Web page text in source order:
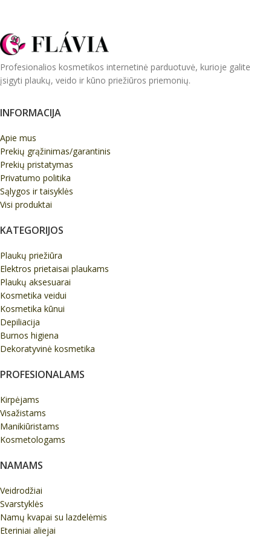
Profesionalios kosmetikos internetinė parduotuvė, kurioje galite
įsigyti plaukų, veido ir kūno priežiūros priemonių.
INFORMACIJA
Apie mus
Prekių grąžinimas/garantinis
Prekių pristatymas
Privatumo politika
Sąlygos ir taisyklės
Visi produktai
KATEGORIJOS
Plaukų priežiūra
Elektros prietaisai plaukams
Plaukų aksesuarai
Kosmetika veidui
Kosmetika kūnui
Depiliacija
Burnos higiena
Dekoratyvinė kosmetika
PROFESIONALAMS
Kirpėjams
Visažistams
Manikiūristams
Kosmetologams
NAMAMS
Veidrodžiai
Svarstyklės
Namų kvapai su lazdelėmis
Eteriniai aliejai